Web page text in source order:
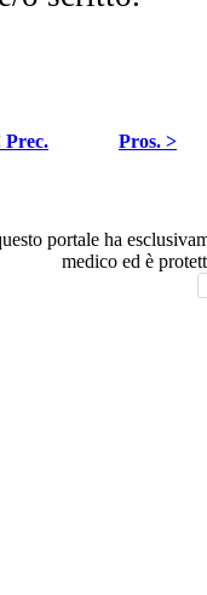
Prec.
Pros. >
portale ha
medico ed è